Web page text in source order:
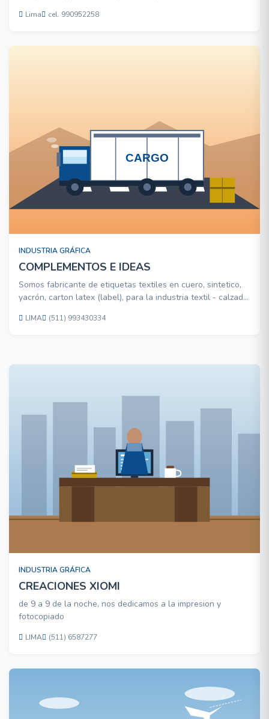
CONFECCION DE TROQUELES - Y SERVICIO DE
IMPRESIONES DE COMPROBANTES
Lima cel. 990952258
INDUSTRIA GRÁFICA
COMPLEMENTOS E IDEAS
Somos fabricante de etiquetas textiles en cuero, sintetico,
yacrón, carton latex (label), para la industria textil - calzado,
ofreciendo los servicios de catalogos, almanaques
LIMA (511) 993430334
INDUSTRIA GRÁFICA
CREACIONES XIOMI
de 9 a 9 de la noche, nos dedicamos a la impresion y
fotocopiado
LIMA (511) 6587277